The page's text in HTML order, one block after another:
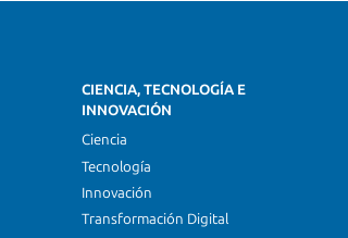
CIENCIA, TECNOLOGÍA E
INNOVACIÓN
Ciencia
Tecnología
Innovación
Transformación Digital